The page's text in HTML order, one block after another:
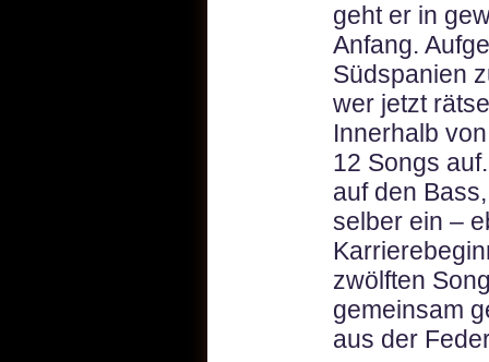
geht er in
Anfang.
Südspanien
wer jetzt
Innerhalb
12 Songs
auf den
selber ein –
zwölften
gemeinsam
aus der